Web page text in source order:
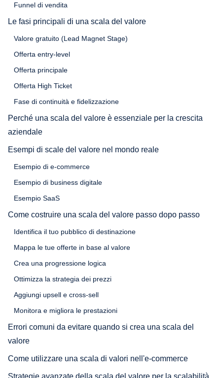
Funnel di vendita
Le fasi principali di una scala del valore
Valore gratuito (Lead Magnet Stage)
Offerta entry-level
Offerta principale
Offerta High Ticket
Fase di continuità e fidelizzazione
Perché una scala del valore è essenziale per la crescita
aziendale
Esempi di scale del valore nel mondo reale
Esempio di e-commerce
Esempio di business digitale
Esempio SaaS
Come costruire una scala del valore passo dopo passo
Identifica il tuo pubblico di destinazione
Mappa le tue offerte in base al valore
Crea una progressione logica
Ottimizza la strategia dei prezzi
Aggiungi upsell e cross-sell
Monitora e migliora le prestazioni
Errori comuni da evitare quando si crea una scala del
valore
Come utilizzare una scala di valori nell'e-commerce
Strategie avanzate della scala del valore per la scalabilità